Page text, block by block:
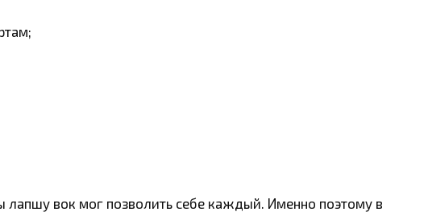
лапшу вок мог позволить себе каждый. Именно поэтому в